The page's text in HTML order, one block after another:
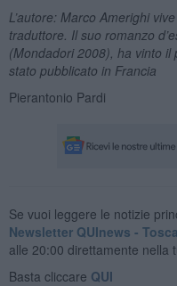
L’autore: Marco Amerighi
traduttore. Il suo romanzo
(Mondadori 2008), ha vinto
stato pubblicato in Francia
Pierantonio Pardi
Se vuoi leggere le notizie
Newsletter QUInews -
alle 20:00 direttamente nella
Basta cliccare QUI